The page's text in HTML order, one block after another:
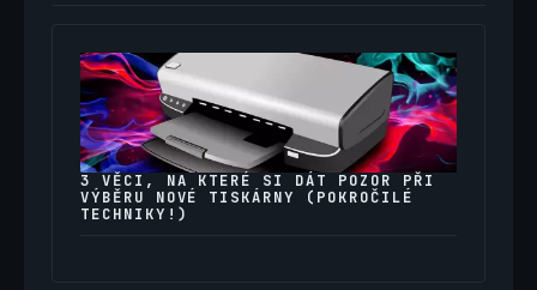
3 VĚCI, NA KTERÉ SI DÁT POZOR PŘI
VÝBĚRU NOVÉ TISKÁRNY (POKROČILÉ
TECHNIKY!)